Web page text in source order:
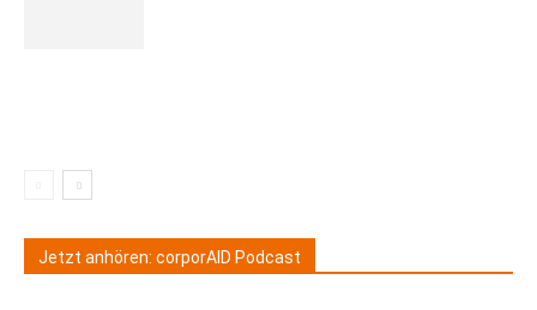
Jetzt anhören: corporAID Podcast